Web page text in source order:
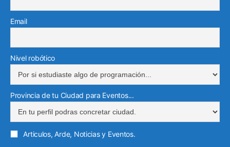
Email
Nivel robótico
Provincia de tu Ciudad para Eventos...
Articulos, Arde, Noticias y Eventos.